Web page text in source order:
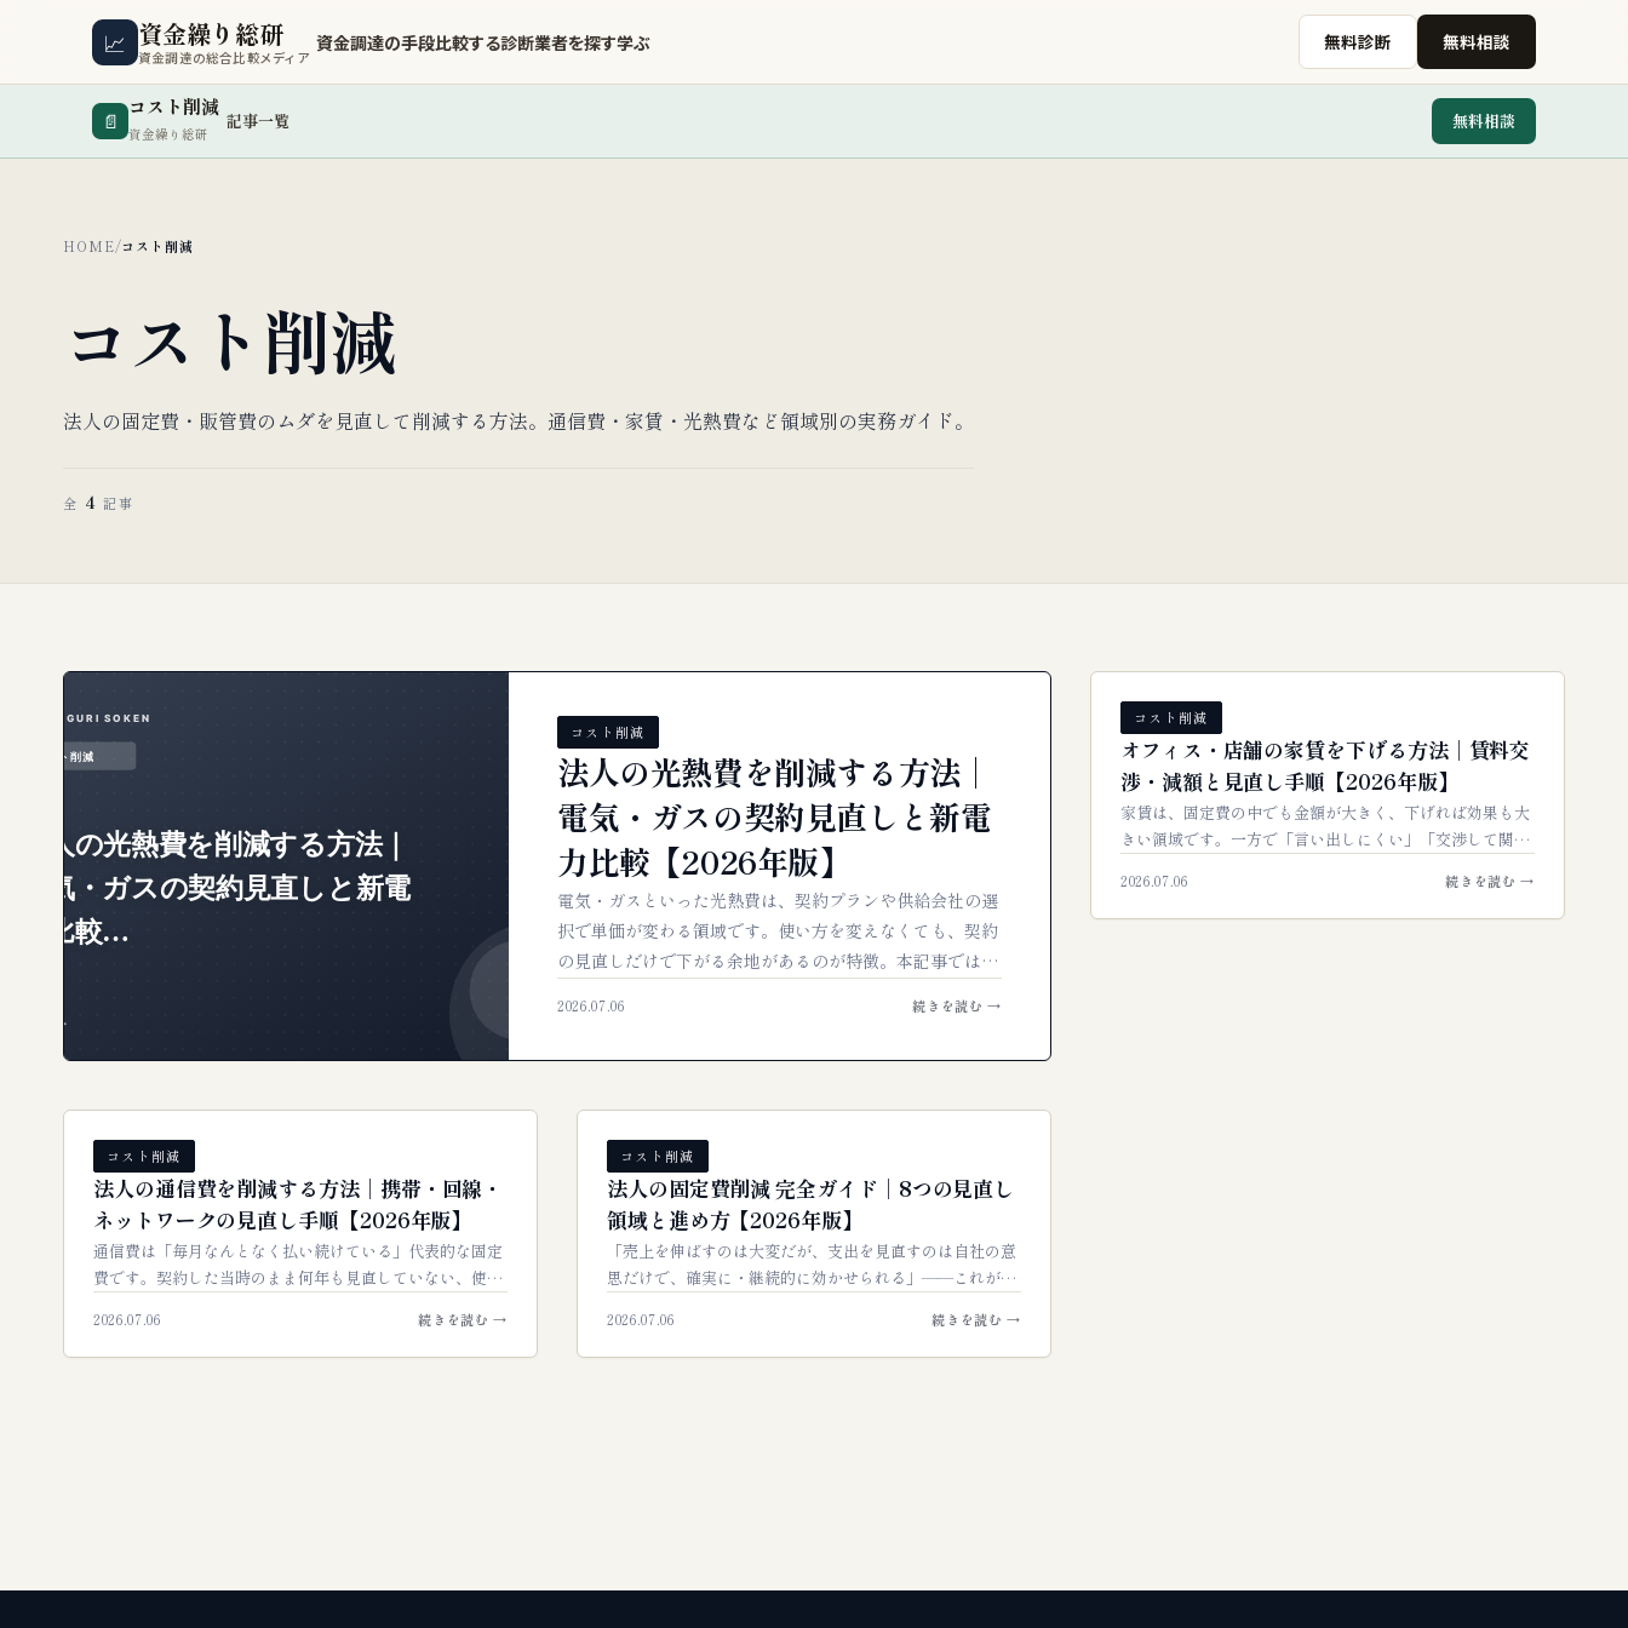
📈 資金繰り総研
資金調達の総合比較メディア
資金調達の手段比較する診断業者を探す学ぶ 無料診断 無料相談
📄
コスト削減
資金繰り総研
記事一覧 無料相談
HOME/コスト削減
コスト削減
法人の固定費・販管費のムダを見直して削減する方法。通信費・家賃・光熱費など領域別の実務ガイド。
全 4 記事
コスト削減
法人の光熱費を削減する方法｜
電気・ガスの契約見直しと新電
力比較【2026年版】
電気・ガスといった光熱費は、契約プランや供給会社の選
択で単価が変わる領域です。使い方を変えなくても、契約
の見直しだけで下がる余地があるのが特徴。本記事では、
2026.07.06 続きを読む →
コスト削減
オフィス・店舗の家賃を下げる方法｜賃料交
渉・減額と見直し手順【2026年版】
家賃は、固定費の中でも金額が大きく、下げれば効果も大
きい領域です。一方で「言い出しにくい」「交渉して関係
は、賃……
2026.07.06 続きを読む →
コスト削減
法人の通信費を削減する方法｜携帯・回線・
ネットワークの見直し手順【2026年版】
通信費は「毎月なんとなく払い続けている」代表的な固定
費です。契約した当時のまま何年も見直していない、使っ
契約……
2026.07.06 続きを読む →
コスト削減
法人の固定費削減 完全ガイド｜8つの見直し
領域と進め方【2026年版】
「売上を伸ばすのは大変だが、支出を見直すのは自社の意
思だけで、確実に・継続的に効かせられる」——これが固
ば年……
2026.07.06 続きを読む →